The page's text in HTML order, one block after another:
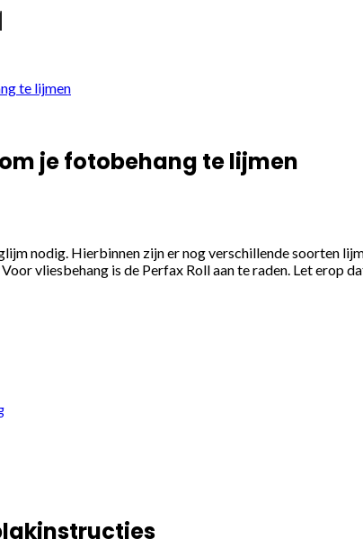
te lijmen
je fotobehang te lijmen
nodig. Hierbinnen zijn er nog verschillende soorten
vliesbehang is de Perfax Roll aan te raden. Let erop